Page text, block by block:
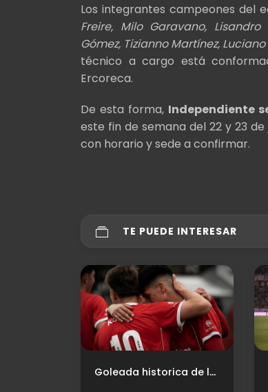
Los integrantes campeones del
Freire, Milo Garavano,
Gómez, Tizianno Martínez,
técnico a cargo está
Ercoreca.
De esta forma, Independiente
este fin de semana del 22 y 23 de
con horario y sede a confirmar.
TE PUEDE INTERESAR
Goleada historica de la reserva